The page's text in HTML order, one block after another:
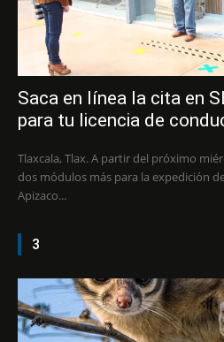
Saca en línea la cita en
para tu licencia de
Tlaxcala, Tlax. A partir del próximo
dos módulos más para la expedición
Apizaco...
3